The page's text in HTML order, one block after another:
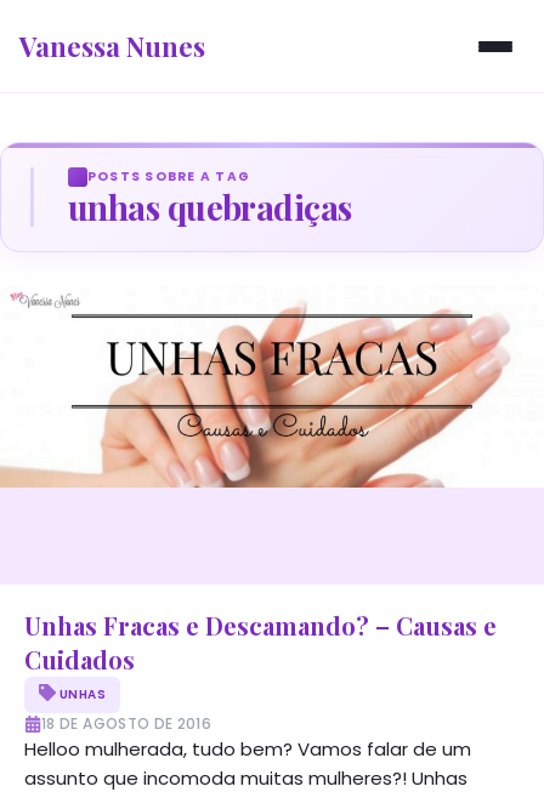
Vanessa Nunes
POSTS SOBRE A TAG
unhas quebradiças
Unhas Fracas e Descamando? – Causas e
Cuidados
UNHAS
18 DE AGOSTO DE 2016
Helloo mulherada, tudo bem? Vamos falar de um
assunto que incomoda muitas mulheres?! Unhas